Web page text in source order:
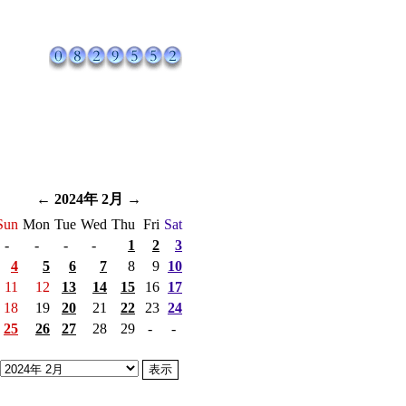
← 2024年 2月
→
Mon Tue Wed Thu Fri Sat
-
- - - 1 2
3
4
5 6 7 8 9 10
11
12 13 14 15 16 17
18
19 20 21 22 23 24
25
26 27 28 29 - -